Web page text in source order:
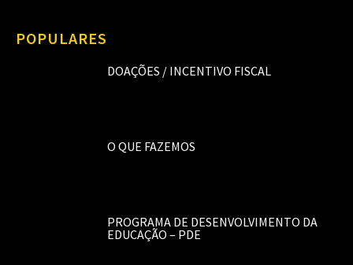
POPULARES
DOAÇÕES / INCENTIVO FISCAL
O QUE FAZEMOS
PROGRAMA DE DESENVOLVIMENTO DA
EDUCAÇÃO – PDE